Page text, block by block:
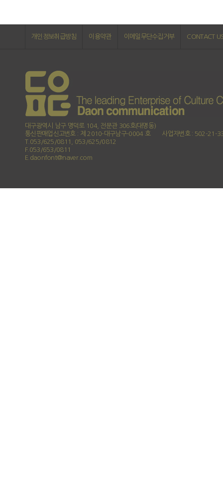
개인정보취급방침 이용약관 이메일무단수집거부 CONTACT
대구광역시 남구 명덕로 104, 전문관 306호(대명동)
통신판매업신고번호 : 제 2010-대구남구-0004 호
사업자번호 : 502-21-
T.053/625/0811, 053/625/0812
F.053/653/0811
E.daonfont@naver.com